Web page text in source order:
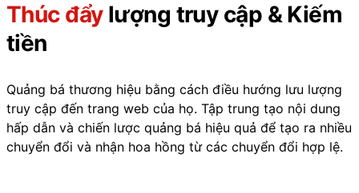
Thúc đẩylượng truy cập & Kiếm
tiền
Quảng bá thương hiệu bằng cách điều hướng lưu lượng
truy cập đến trang web của họ. Tập trung tạo nội dung
hấp dẫn và chiến lược quảng bá hiệu quả để tạo ra nhiều
chuyển đổi và nhận hoa hồng từ các chuyển đổi hợp lệ.